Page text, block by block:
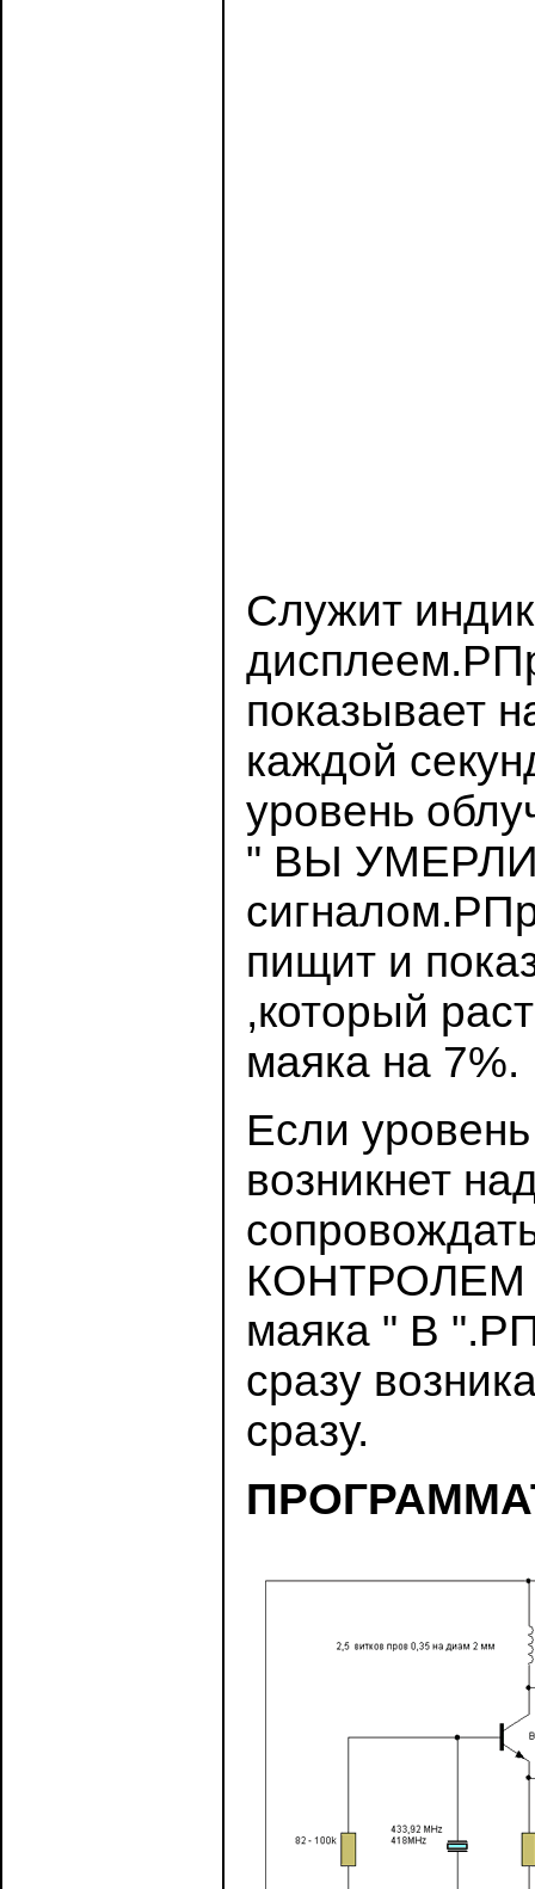
Служит
показывает
каждой
уровень
" ВЫ УМЕРЛИ
пищит и
,который
маяка на 7%.
Если
возникнет
КОНТРОЛЕМ "
маяка " В
сразу
сразу.